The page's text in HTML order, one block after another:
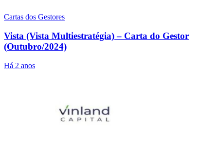
Cartas dos Gestores
Vista (Vista Multiestratégia) – Carta do Gestor
(Outubro/2024)
Há 2 anos